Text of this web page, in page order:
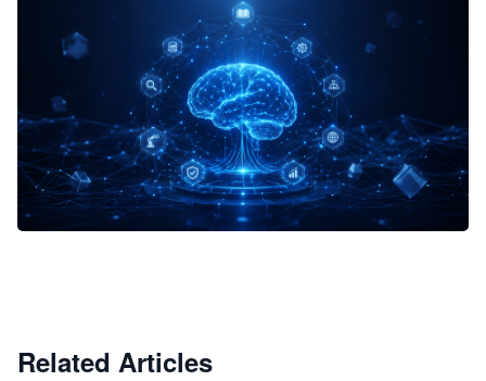
Related Articles